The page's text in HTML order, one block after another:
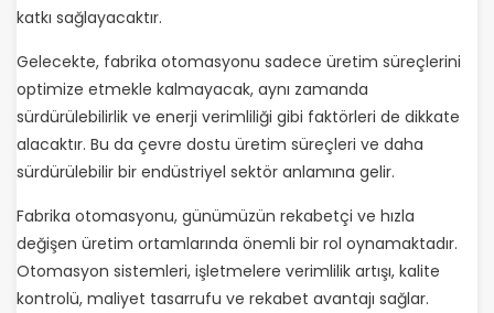
katkı sağlayacaktır.
Gelecekte, fabrika otomasyonu sadece üretim süreçlerini
optimize etmekle kalmayacak, aynı zamanda
sürdürülebilirlik ve enerji verimliliği gibi faktörleri de dikkate
alacaktır. Bu da çevre dostu üretim süreçleri ve daha
sürdürülebilir bir endüstriyel sektör anlamına gelir.
Fabrika otomasyonu, günümüzün rekabetçi ve hızla
değişen üretim ortamlarında önemli bir rol oynamaktadır.
Otomasyon sistemleri, işletmelere verimlilik artışı, kalite
kontrolü, maliyet tasarrufu ve rekabet avantajı sağlar.